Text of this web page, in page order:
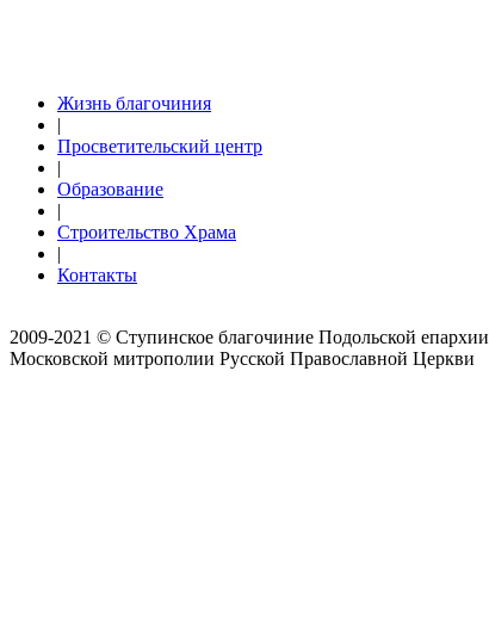
Жизнь благочиния
|
Просветительский центр
|
Образование
|
Строительство Храма
|
Контакты
2009-2021 © Ступинское благочиние Подольской епархии
Московской митрополии Русской Православной Церкви